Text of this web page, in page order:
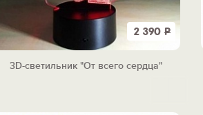
2 390 Р
3D-светильник "От всего сердца"